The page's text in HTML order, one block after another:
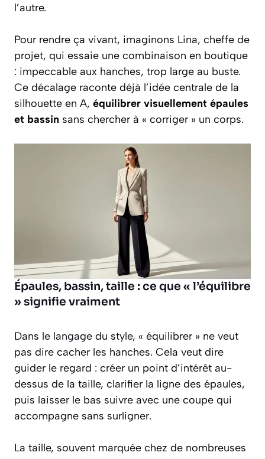
l’autre.
Pour rendre ça vivant, imaginons Lina, cheffe de
projet, qui essaie une combinaison en boutique
: impeccable aux hanches, trop large au buste.
Ce décalage raconte déjà l’idée centrale de la
silhouette en A, équilibrer visuellement épaules
et bassin sans chercher à « corriger » un corps.
Épaules, bassin, taille : ce que « l’équilibre
» signifie vraiment
Dans le langage du style, « équilibrer » ne veut
pas dire cacher les hanches. Cela veut dire
guider le regard : créer un point d’intérêt au-
dessus de la taille, clarifier la ligne des épaules,
puis laisser le bas suivre avec une coupe qui
accompagne sans surligner.
La taille, souvent marquée chez de nombreuses